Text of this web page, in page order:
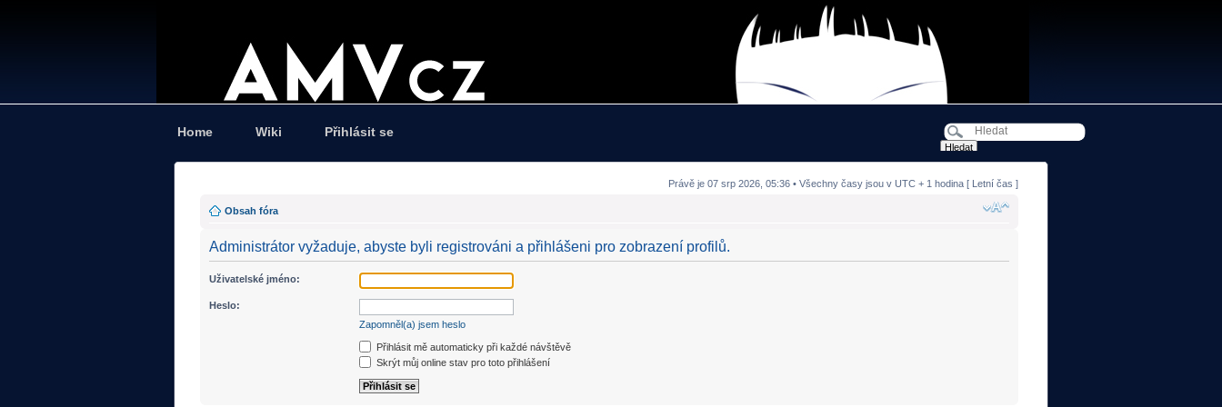
Home Wiki Přihlásit se
Právě je 07 srp 2026, 05:36 • Všechny časy jsou v UTC + 1 hodina [ Letní čas ]
Obsah fóra
Administrátor vyžaduje, abyste byli registrováni a přihlášeni pro zobrazení profilů.
Uživatelské jméno:
Heslo:
Zapomněl(a) jsem heslo
Přihlásit mě automaticky při každé návštěvě
Skrýt můj online stav pro toto přihlášení